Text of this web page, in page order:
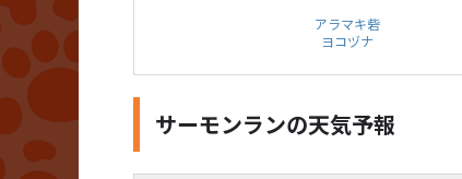
アラマキ砦
ヨコヅナ
サーモンランの天気予報